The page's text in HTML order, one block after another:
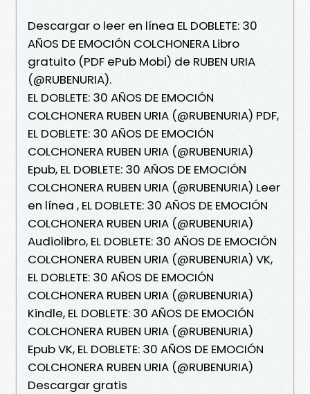
Descargar o leer en línea EL DOBLETE: 30
AÑOS DE EMOCIÓN COLCHONERA Libro
gratuito (PDF ePub Mobi) de RUBEN URIA
(@RUBENURIA).
EL DOBLETE: 30 AÑOS DE EMOCIÓN
COLCHONERA RUBEN URIA (@RUBENURIA) PDF,
EL DOBLETE: 30 AÑOS DE EMOCIÓN
COLCHONERA RUBEN URIA (@RUBENURIA)
Epub, EL DOBLETE: 30 AÑOS DE EMOCIÓN
COLCHONERA RUBEN URIA (@RUBENURIA) Leer
en línea , EL DOBLETE: 30 AÑOS DE EMOCIÓN
COLCHONERA RUBEN URIA (@RUBENURIA)
Audiolibro, EL DOBLETE: 30 AÑOS DE EMOCIÓN
COLCHONERA RUBEN URIA (@RUBENURIA) VK,
EL DOBLETE: 30 AÑOS DE EMOCIÓN
COLCHONERA RUBEN URIA (@RUBENURIA)
Kindle, EL DOBLETE: 30 AÑOS DE EMOCIÓN
COLCHONERA RUBEN URIA (@RUBENURIA)
Epub VK, EL DOBLETE: 30 AÑOS DE EMOCIÓN
COLCHONERA RUBEN URIA (@RUBENURIA)
Descargar gratis